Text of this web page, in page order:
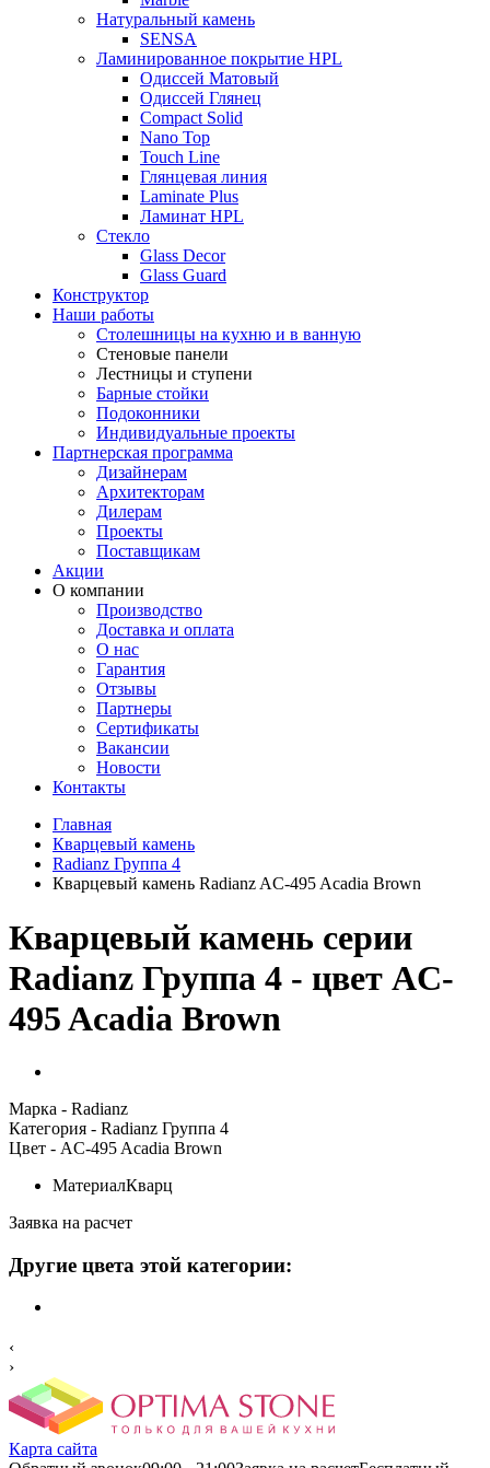
Натуральный камень
SENSA
Ламинированное покрытие HPL
Одиссей Матовый
Одиссей Глянец
Compact Solid
Nano Top
Touch Line
Глянцевая линия
Laminate Plus
Ламинат HPL
Стекло
Glass Decor
Glass Guard
Конструктор
Наши работы
Столешницы на кухню и в ванную
Стеновые панели
Лестницы и ступени
Барные стойки
Подоконники
Индивидуальные проекты
Партнерская программа
Дизайнерам
Архитекторам
Дилерам
Проекты
Поставщикам
Акции
О компании
Производство
Доставка и оплата
О нас
Гарантия
Отзывы
Партнеры
Сертификаты
Вакансии
Новости
Контакты
Главная
Кварцевый камень
Radianz Группа 4
Кварцевый камень Radianz AC-495 Acadia Brown
Кварцевый камень серии
Radianz Группа 4 - цвет AC-
495 Acadia Brown
Марка - Radianz
Категория - Radianz Группа 4
Цвет - AC-495 Acadia Brown
МатериалКварц
Заявка на расчет
Другие цвета этой категории:
‹
›
Карта сайта